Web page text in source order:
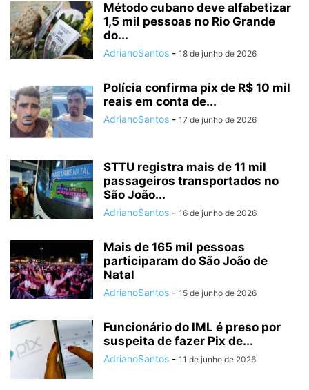
Método cubano deve alfabetizar
1,5 mil pessoas no Rio Grande
do...
AdrianoSantos - 18 de junho de 2026
Polícia confirma pix de R$ 10 mil
reais em conta de...
AdrianoSantos - 17 de junho de 2026
STTU registra mais de 11 mil
passageiros transportados no
São João...
AdrianoSantos - 16 de junho de 2026
Mais de 165 mil pessoas
participaram do São João de
Natal
AdrianoSantos - 15 de junho de 2026
Funcionário do IML é preso por
suspeita de fazer Pix de...
AdrianoSantos - 11 de junho de 2026